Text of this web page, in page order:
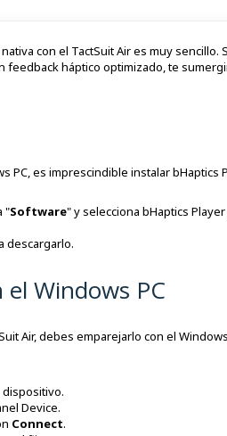
con el TactSuit Air es muy sencillo.
feedback háptico optimizado, te
PC, es imprescindible instalar bHaptics
"Software" y selecciona bHaptics
descargarlo.
Windows PC
Air, debes emparejarlo con el
dispositivo.
Device.
Connect.